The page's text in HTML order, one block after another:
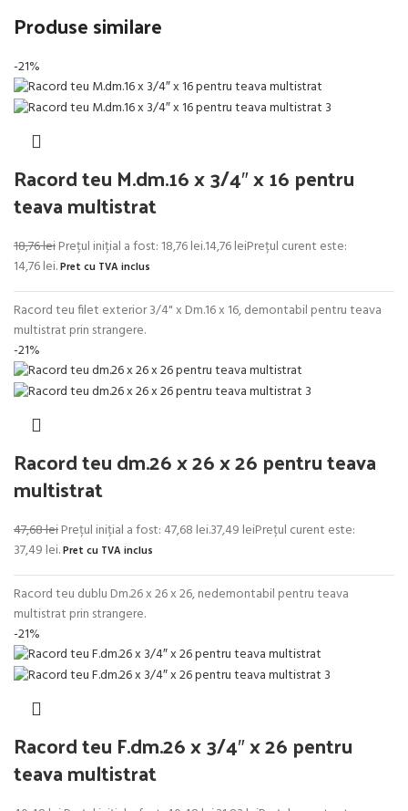
Produse similare
-21%
Racord teu M.dm.16 x 3/4″ x 16 pentru
teava multistrat
18,76leiPrețul inițial a fost: 18,76 lei.14,76leiPrețul curent este:
14,76 lei.Pret cu TVA inclus
Racord teu filet exterior 3/4" x Dm.16 x 16, demontabil pentru teava
multistrat prin strangere.
-21%
Racord teu dm.26 x 26 x 26 pentru teava
multistrat
47,68leiPrețul inițial a fost: 47,68 lei.37,49 leiPrețul curent este:
37,49 lei.Pret cu TVA inclus
Racord teu dublu Dm.26 x 26 x 26, nedemontabil pentru teava
multistrat prin strangere.
-21%
Racord teu F.dm.26 x 3/4″ x 26 pentru
teava multistrat